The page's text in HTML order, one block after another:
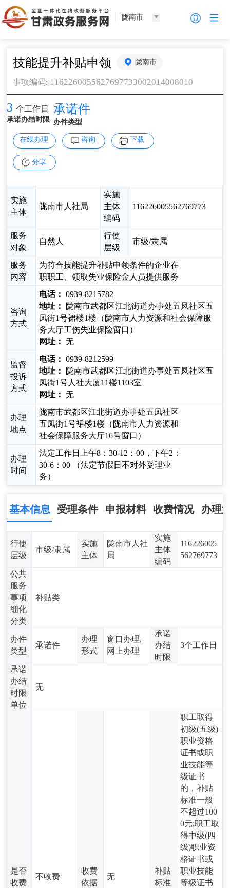
陇南市
技能提升补贴申领 陇南市
事项编码: 1162260055627697733002014008010
3 个工作日
承诺办结时限
承诺件
办件类型
在线办理 咨询 下载
分享
实施
主体
陇南市人社局
实施
主体
编码
116226005562769773
服务
对象
自然人
行使
层级
市级/隶属
服务
内容
为符合技能提升补贴申领条件的企业在
职职工、领取失业保险金人员提供服务
咨询
方式
电话： 0939-8215782
地址：
陇南市武都区江北街道办事处五凤社区五
凤街1号裙楼1楼（陇南市人力资源和社会保障服
务大厅工伤失业保险窗口）
网址： 无
监督
投诉
方式
电话： 0939-8212599
地址：
陇南市武都区江北街道办事处五凤社区五
凤街1号人社大厦11楼1103室
网址： 无
办理
地点
陇南市武都区江北街道办事处五凤社区
五凤街1号裙楼1楼（陇南市人力资源和
社会保障服务大厅16号窗口）
办理
时间
法定工作日上午8：30-12：00，下午2：
30-6：00 （法定节假日不对外受理业
务）
基本信息 受理条件 申报材料 收费情况 办理
行使
层级
市级/隶属
实施
主体
陇南市人社
局
实施
主体
编码
116226005
562769773
公共
服务
事项
细化
分类
补贴类
办件
类型
承诺件
办理
形式
窗口办理,
网上办理
承诺
办结
时限
3个工作日
承诺
办结
时限
单位
无
是否
收费
不收费
收费
依据
无
补贴
标准
职工取得
初级(五级)
职业资格
证书或职
业技能等
级证书
的，补贴
标准一般
不超过100
0元;职工取
得中级(四
级)职业资
格证书或
职业技能
等级证书